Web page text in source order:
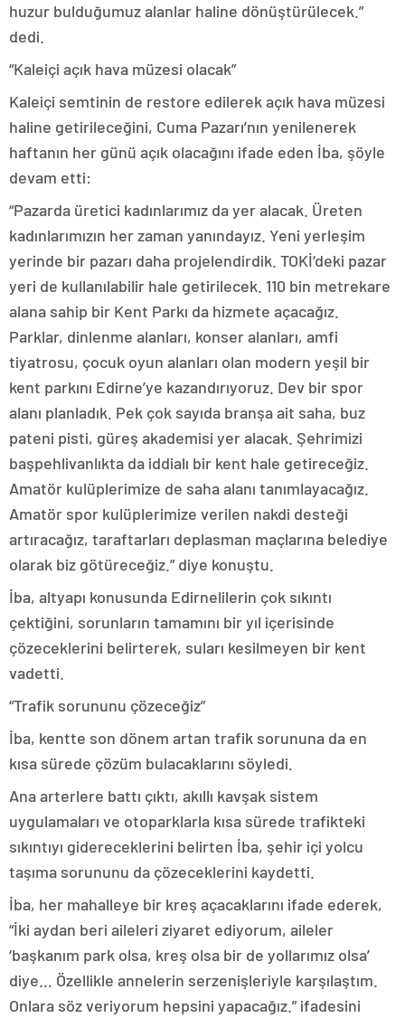
huzur bulduğumuz alanlar haline dönüştürülecek.”
dedi.
“Kaleiçi açık hava müzesi olacak”
Kaleiçi semtinin de restore edilerek açık hava müzesi
haline getirileceğini, Cuma Pazarı’nın yenilenerek
haftanın her günü açık olacağını ifade eden İba, şöyle
devam etti:
“Pazarda üretici kadınlarımız da yer alacak. Üreten
kadınlarımızın her zaman yanındayız. Yeni yerleşim
yerinde bir pazarı daha projelendirdik. TOKİ’deki pazar
yeri de kullanılabilir hale getirilecek. 110 bin metrekare
alana sahip bir Kent Parkı da hizmete açacağız.
Parklar, dinlenme alanları, konser alanları, amfi
tiyatrosu, çocuk oyun alanları olan modern yeşil bir
kent parkını Edirne’ye kazandırıyoruz. Dev bir spor
alanı planladık. Pek çok sayıda branşa ait saha, buz
pateni pisti, güreş akademisi yer alacak. Şehrimizi
başpehlivanlıkta da iddialı bir kent hale getireceğiz.
Amatör kulüplerimize de saha alanı tanımlayacağız.
Amatör spor kulüplerimize verilen nakdi desteği
artıracağız, taraftarları deplasman maçlarına belediye
olarak biz götüreceğiz.” diye konuştu.
İba, altyapı konusunda Edirnelilerin çok sıkıntı
çektiğini, sorunların tamamını bir yıl içerisinde
çözeceklerini belirterek, suları kesilmeyen bir kent
vadetti.
“Trafik sorununu çözeceğiz”
İba, kentte son dönem artan trafik sorununa da en
kısa sürede çözüm bulacaklarını söyledi.
Ana arterlere battı çıktı, akıllı kavşak sistem
uygulamaları ve otoparklarla kısa sürede trafikteki
sıkıntıyı gidereceklerini belirten İba, şehir içi yolcu
taşıma sorununu da çözeceklerini kaydetti.
İba, her mahalleye bir kreş açacaklarını ifade ederek,
“İki aydan beri aileleri ziyaret ediyorum, aileler
‘başkanım park olsa, kreş olsa bir de yollarımız olsa’
diye… Özellikle annelerin serzenişleriyle karşılaştım.
Onlara söz veriyorum hepsini yapacağız.” ifadesini